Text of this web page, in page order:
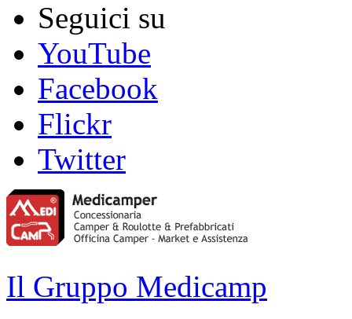
Seguici su
YouTube
Facebook
Flickr
Twitter
Il Gruppo Medicamp